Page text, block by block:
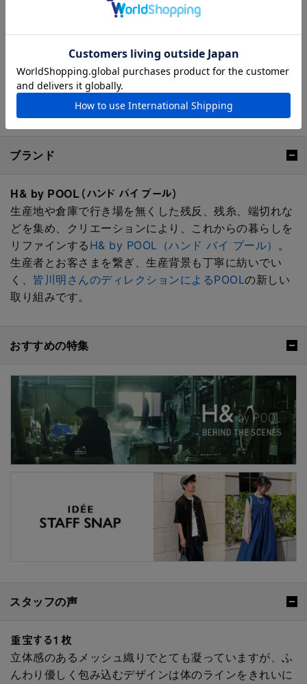
H& by POOLシリーズの全ラインナップはこちら
ブランド
H& by POOL（ハンド バイ プール）
生産地や倉庫で行き場を無くした残反、残糸、端切れな
どを集め、クリエーションにより、これからの暮らしを
リファインする H& by POOL（ハンド バイ プール） 。
生産者とお客さまを繋ぎ、生産背景も丁寧に紡いでい
く、 皆川明さんのディレクションによるPOOLの新しい
取り組みです。
おすすめの特集
スタッフの声
重宝する１枚
立体感のあるメッシュ織りでとても凝っていますが、ふ
んわり優しく包み込むデザインは体のラインをきれいに